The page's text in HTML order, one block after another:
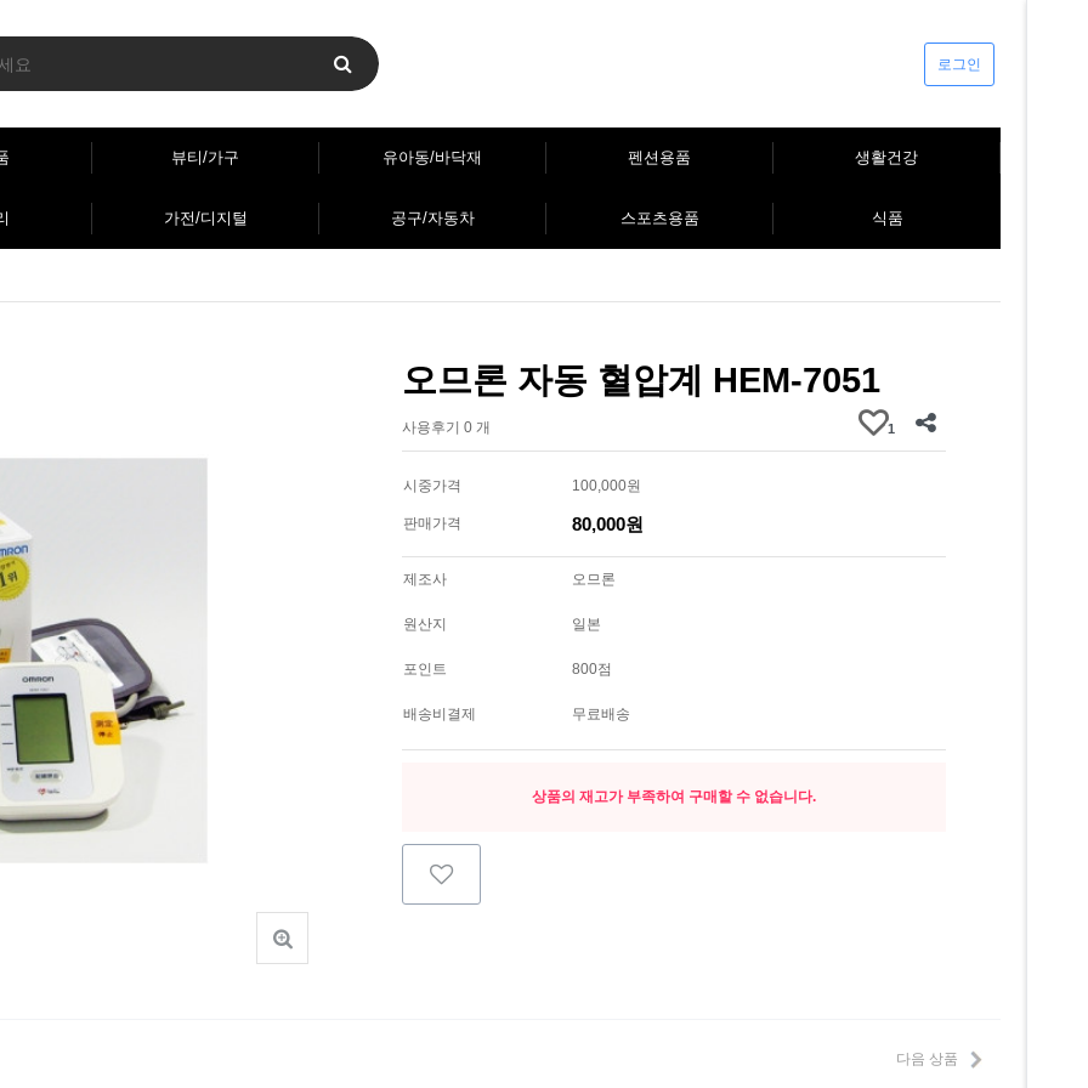
로그인
뷰티/가구 유아동/바닥재 펜션용품 생활건강
가전/디지털 공구/자동차 스포츠용품 식품
오므론 자동 혈압계 HEM-7051
사용후기 0 개 1
시중가격 100,000원
판매가격 80,000원
제조사 오므론
원산지 일본
포인트 800점
배송비결제 무료배송
상품의 재고가 부족하여 구매할 수 없습니다.
다음 상품